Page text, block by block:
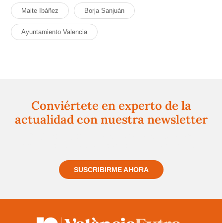
Maite Ibáñez Borja Sanjuán
Ayuntamiento Valencia
Conviértete en experto de la
actualidad con nuestra newsletter
SUSCRIBIRME AHORA